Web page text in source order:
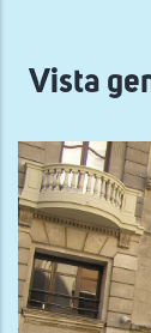
Vista